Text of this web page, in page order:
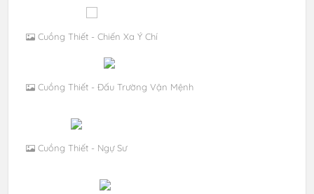
Cuồng Thiết - Chiến Xa Ý Chí
Cuồng Thiết - Đấu Trường Vận Mệnh
Cuồng Thiết - Ngự Sư